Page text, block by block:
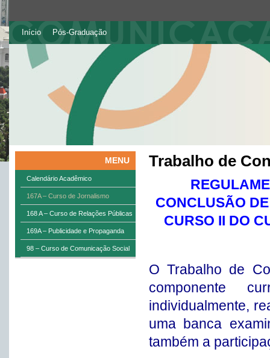
Início Pós-Graduação
MENU
Calendário Acadêmico
167A – Curso de Jornalismo
168 A – Curso de Relações Públicas
169A – Publicidade e Propaganda
98 – Curso de Comunicação Social
Trabalho de
CONCLUSÃO
CURSO II DO
O Trabalho de
componente
individualmente,
uma banca
também a